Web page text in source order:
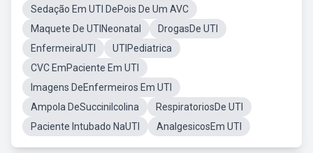
Sedação Em UTI DePois De Um AVC
Maquete De UTINeonatal
DrogasDe UTI
EnfermeiraUTI
UTIPediatrica
CVC EmPaciente Em UTI
Imagens DeEnfermeiros Em UTI
Ampola DeSuccinilcolina
RespiratoriosDe UTI
Paciente Intubado NaUTI
AnalgesicosEm UTI